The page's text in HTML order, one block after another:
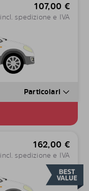
107,00 €
incl. spedizione e IVA
Particolari
162,00 €
incl. spedizione e IVA